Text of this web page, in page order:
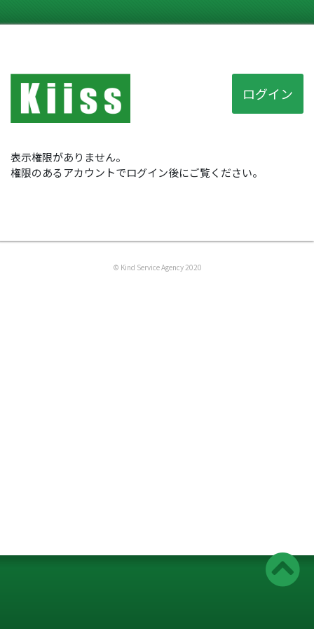
ログイン
表示権限がありません。
権限のあるアカウントでログイン後にご覧ください。
© Kind Service Agency 2020